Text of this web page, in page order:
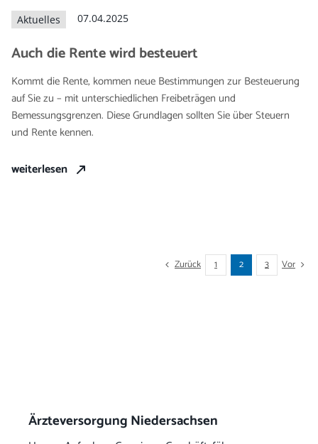
Aktuelles 07.04.2025
Auch die Rente wird besteuert
Kommt die Rente, kommen neue Bestimmungen zur Besteuerung
auf Sie zu – mit unterschiedlichen Freibeträgen und
Bemessungsgrenzen. Diese Grundlagen sollten Sie über Steuern
und Rente kennen.
weiterlesen
Zurück 1 2 3 Vor
Ärzteversorgung Niedersachsen